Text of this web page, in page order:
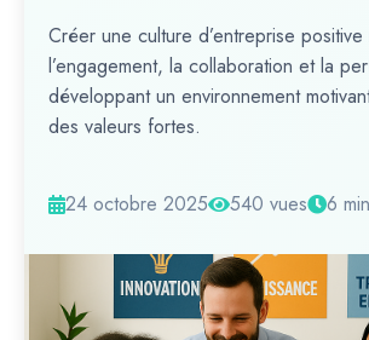
Créer une culture d’entreprise
l’engagement, la collaboration et la
développant un environnement
des valeurs fortes.
24 octobre 2025 540 vues 6